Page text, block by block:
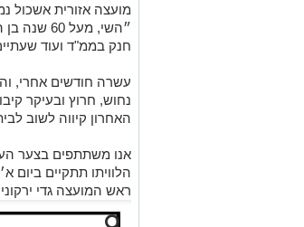
מועצה אזורית אשכול
״השי,
חנק בממ"ד ועוד
נחוש, חרוץ ובעיקר
האחרון קיווה לשוב
אנו משתתפים בצער
הלוויתו תתקיים ביום א׳ 1.9 בשעה: 17:30 בבית הקברות בניר עוז.
ראש המועצה גדי